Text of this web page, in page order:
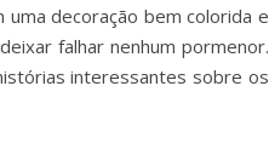
decoração bem colorida e
falhar nenhum pormenor.
interessantes sobre os